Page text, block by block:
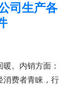
司生产各
。内销方面：
消费者青睐，行